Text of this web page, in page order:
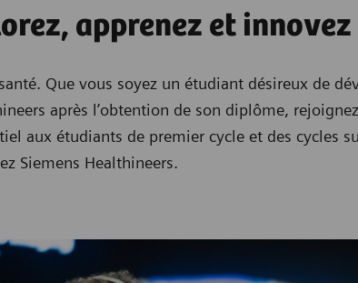
apprenez et
Que vous soyez un étudiant désireux de
après l’obtention de son diplôme,
aux étudiants de premier cycle et des cycles
Siemens Healthineers.